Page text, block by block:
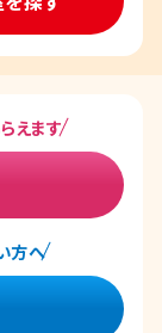
えます
方へ